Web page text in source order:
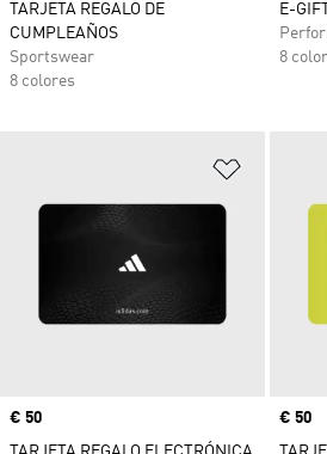
TARJETA REGALO DE
CUMPLEAÑOS
Sportswear
8 colores
E-
8
Precio
€ 50
Precio
€ 50